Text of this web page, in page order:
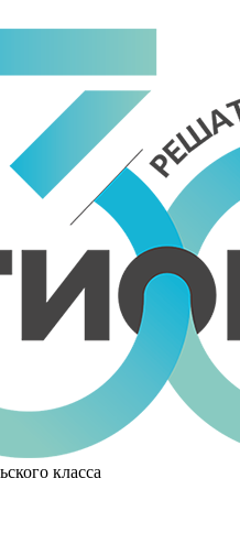
класса